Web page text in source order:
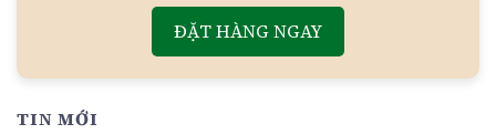
ĐẶT HÀNG NGAY
TIN MỚI